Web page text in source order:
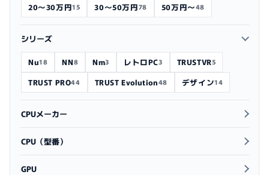
20〜30万円15 30〜50万円78 50万円～48
シリーズ
Nu18 NN8 Nm3 レトロPC3 TRUSTVR5
TRUST PRO44 TRUST Evolution48 デザイン14
CPUメーカー
CPU（型番）
GPU